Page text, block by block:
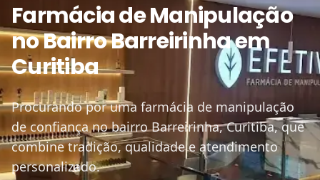
Farmácia de Manipulação
noBairro Barreirinha em
Curitiba
Procurando por uma farmácia de manipulação
de confiança no bairro Barreirinha, Curitiba, que
combine tradição, qualidade e atendimento
personalizado.